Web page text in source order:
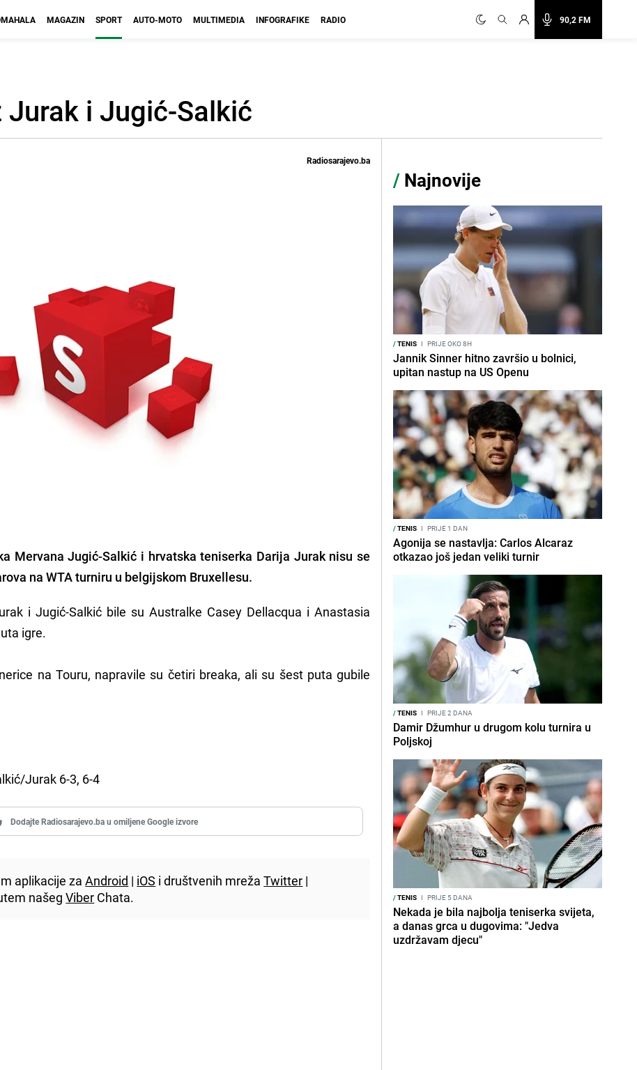
90,2 FM
MAGAZIN SPORT AUTO-MOTO MULTIMEDIA INFOGRAFIKE RADIO
Jurak i Jugić-Salkić
Radiosarajevo.ba
Mervana Jugić-Salkić i hrvatska teniserka Darija Jurak nisu se
na WTA turniru u belgijskom Bruxellesu.
i Jugić-Salkić bile su Australke Casey Dellacqua i Anastasia
igre.
na Touru, napravile su četiri breaka, ali su šest puta gubile
Jurak 6-3, 6-4
Dodajte Radiosarajevo.ba u omiljene Google izvore
aplikacije zaAndroid | iOS i društvenih mrežaTwitter |
našegViber Chata.
/ Najnovije
/TENIS I PRIJE OKO 8H
Jannik Sinner hitno završio u bolnici,
upitan nastup na US Openu
/TENIS I PRIJE 1 DAN
Agonija se nastavlja: Carlos Alcaraz
otkazao još jedan veliki turnir
/TENIS I PRIJE 2 DANA
Damir Džumhur u drugom kolu turnira u
Poljskoj
/TENIS I PRIJE 5 DANA
Nekada je bila najbolja teniserka svijeta,
a danas grca u dugovima: "Jedva
uzdržavam djecu"